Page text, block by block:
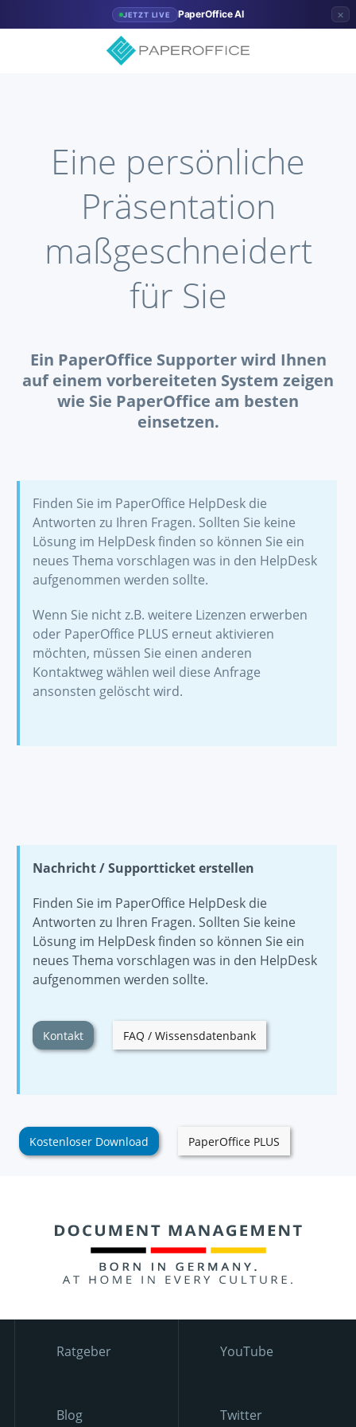
JETZT LIVE PaperOffice AI ×
Eine persönliche
Präsentation
maßgeschneidert
für Sie
Ein PaperOffice Supporter wird Ihnen
auf einem vorbereiteten System zeigen
wie Sie PaperOffice am besten
einsetzen.
Finden Sie im PaperOffice HelpDesk die
Antworten zu Ihren Fragen. Sollten Sie keine
Lösung im HelpDesk finden so können Sie ein
neues Thema vorschlagen was in den HelpDesk
aufgenommen werden sollte.
Wenn Sie nicht z.B. weitere Lizenzen erwerben
oder PaperOffice PLUS erneut aktivieren
möchten, müssen Sie einen anderen
Kontaktweg wählen weil diese Anfrage
ansonsten gelöscht wird.
Nachricht / Supportticket erstellen
Finden Sie im PaperOffice HelpDesk die
Antworten zu Ihren Fragen. Sollten Sie keine
Lösung im HelpDesk finden so können Sie ein
neues Thema vorschlagen was in den HelpDesk
aufgenommen werden sollte.
Kontakt FAQ / Wissensdatenbank
Kostenloser Download PaperOffice PLUS
Ratgeber YouTube
Blog Twitter